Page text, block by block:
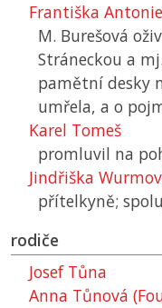
Františka
M. Burešová
Stráneckou a
pamětní desky
umřela, a o
Karel Tomeš
promluvil na
Jindřiška
přítelkyně;
rodiče
Josef Tůna
Anna Tůnová